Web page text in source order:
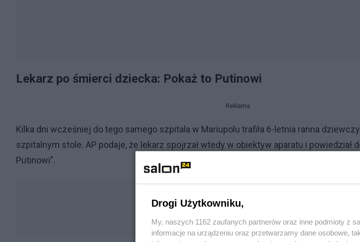
Lekarz po śmierci dziecka: Pokaż to Putinowi
Reklama
Kilka dni wcześniej do tego samego szpitala w Mariupolu trafiła 6-letnia ranna
szpitalnym stole. AP podaje, że lekarz spojrzał wtedy w obiektyw aparatu i powiedział
Putinowi".
Drogi Użytkowniku,
My, naszych 1162 zaufanych partnerów oraz inne podmioty z
informacje na urządzeniu oraz przetwarzamy dane osobowe,